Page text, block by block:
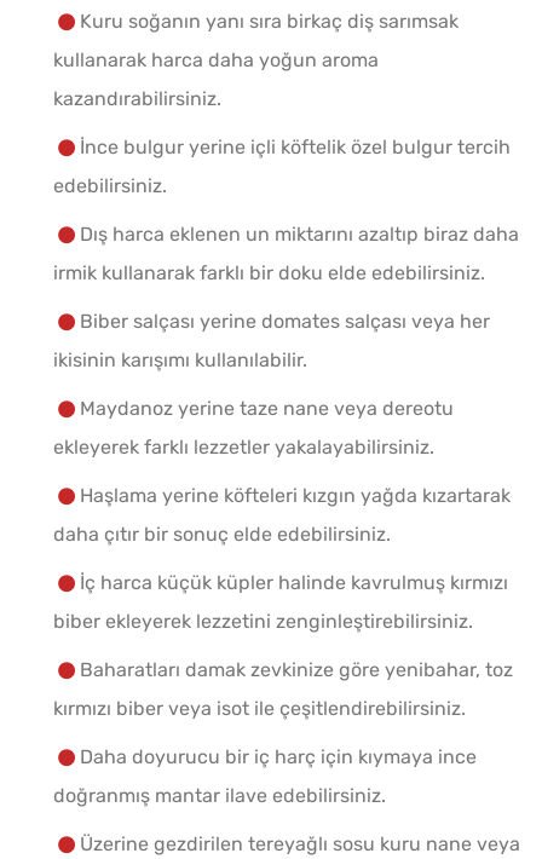
Kuru soğanın yanı sıra birkaç diş sarımsak
kullanarak harca daha yoğun aroma
kazandırabilirsiniz.
İnce bulgur yerine içli köftelik özel bulgur tercih
edebilirsiniz.
Dış harca eklenen un miktarını azaltıp biraz daha
irmik kullanarak farklı bir doku elde edebilirsiniz.
Biber salçası yerine domates salçası veya her
ikisinin karışımı kullanılabilir.
Maydanoz yerine taze nane veya dereotu
ekleyerek farklı lezzetler yakalayabilirsiniz.
Haşlama yerine köfteleri kızgın yağda kızartarak
daha çıtır bir sonuç elde edebilirsiniz.
İç harca küçük küpler halinde kavrulmuş kırmızı
biber ekleyerek lezzetini zenginleştirebilirsiniz.
Baharatları damak zevkinize göre yenibahar, toz
kırmızı biber veya isot ile çeşitlendirebilirsiniz.
Daha doyurucu bir iç harç için kıymaya ince
doğranmış mantar ilave edebilirsiniz.
Üzerine gezdirilen tereyağlı sosu kuru nane veya